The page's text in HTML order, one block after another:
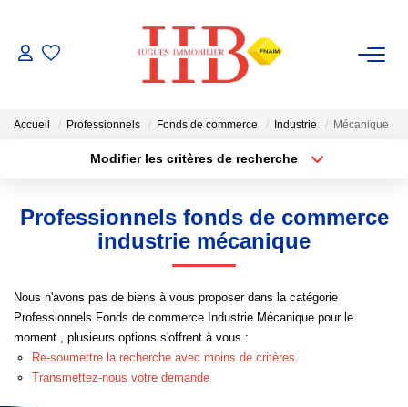
NOTRE AGENCE
Notre Équipe
Accueil Professionnels Fonds de commerce Industrie Mécanique
Modifier les critères de recherche
Sélectionnez...
Type de bien
Surface min
Créer une alerte
Professionnels fonds de commerce
industrie mécanique
Nous n'avons pas de biens à vous proposer dans la catégorie
Professionnels Fonds de commerce Industrie Mécanique pour le
moment , plusieurs options s'offrent à vous :
Re-soumettre la recherche avec moins de critères.
Transmettez-nous votre demande